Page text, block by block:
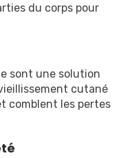
du corps pour
sont une solution
cutané
comblent les pertes